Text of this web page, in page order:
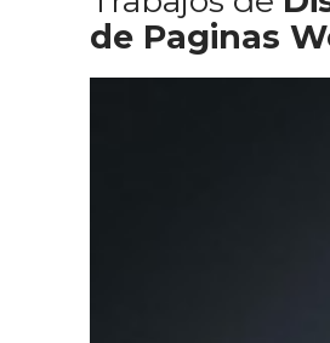
de Paginas